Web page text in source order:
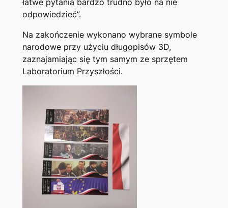
łatwe pytania bardzo trudno było na nie
odpowiedzieć”.
Na zakończenie wykonano wybrane symbole
narodowe przy użyciu długopisów 3D,
zaznajamiając się tym samym ze sprzętem
Laboratorium Przyszłości.